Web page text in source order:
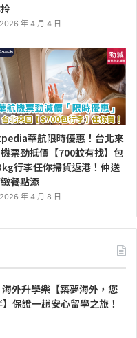
2026 年 4 月 4 日
華航限時優惠！台北來
票勁抵價【700蚊有找】包
行李任你掃貨返港！仲送
餐點添
2026 年 4 月 8 日
外升學樂【築夢海外，您
保證一趟安心留學之旅！